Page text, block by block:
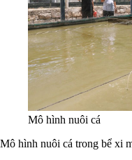
Mô hình nuôi cá
Mô hình nuôi cá trong bể xi